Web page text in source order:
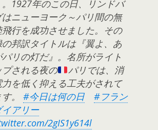
。1927年のこの日、リンドバ
はニューヨーク～パリ間の無
飛行を成功させました。その
邦訳タイトルは『翼よ、あ
リの灯だ』。名所がライト
プされる夜の
パリでは、消
力を低く抑える工夫がされて
。 #今日は何の日
#フラン
アリー
2gIS1y614l